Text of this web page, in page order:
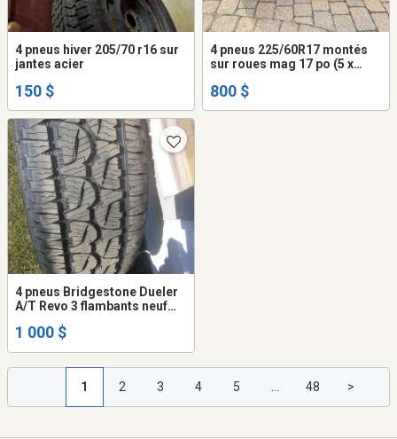
4 pneus hiver 205/70 r16 sur
jantes acier
150 $
4 pneus 225/60R17 montés
sur roues mag 17 po (5 x
800 $
4 pneus Bridgestone Dueler
A/T Revo 3 flambants neuf
265/65/R18
1 000 $
1 2 3 4 5 ... 48 >